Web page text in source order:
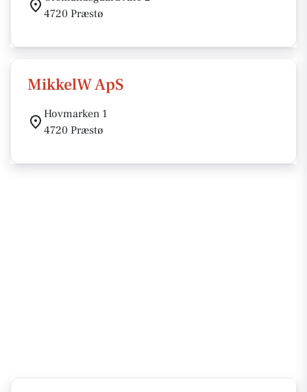
4720 Præstø
MikkelW ApS
Hovmarken 1
4720 Præstø